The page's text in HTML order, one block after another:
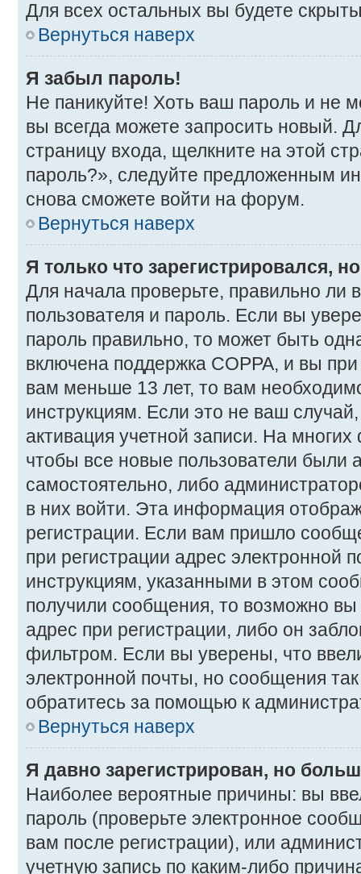
Для всех остальных вы будете
Вернуться наверх
Я забыл пароль!
Не паникуйте! Хоть ваш пароль и не
вы всегда можете запросить новый.
страницу входа, щелкните на этой
пароль?», следуйте предложенным
снова сможете войти на форум.
Вернуться наверх
Я только что зарегистрировался,
Для начала проверьте, правильно ли
пользователя и пароль. Если вы
пароль правильно, то может быть
включена поддержка COPPA, и вы при
вам меньше 13 лет, то вам
инструкциям. Если это не ваш случай,
активация учетной записи. На
чтобы все новые пользователи были
самостоятельно, либо
в них войти. Эта информация
регистрации. Если вам пришло
при регистрации адрес электронной
инструкциям, указанными в этом
получили сообщения, то возможно
адрес при регистрации, либо он
фильтром. Если вы уверены, что
электронной почты, но сообщения
обратитесь за помощью к
Вернуться наверх
Я давно зарегистрирован, но
Наиболее вероятные причины: вы
пароль (проверьте электронное
вам после регистрации), или
учетную запись по каким-либо